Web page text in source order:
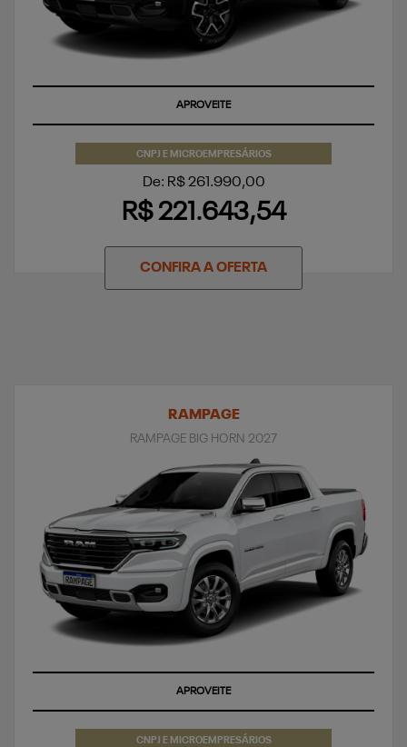
APROVEITE
SUPERVALORIZAÇÃO DO SEU SEMINOVO OU TAXA ZERO
CNPJ E MICROEMPRESÁRIOS
De: R$ 261.990,00
R$ 221.643,54
CONFIRA A OFERTA
RAMPAGE
RAMPAGE BIG HORN 2027
APROVEITE
CNPJ E MICROEMPRESÁRIOS